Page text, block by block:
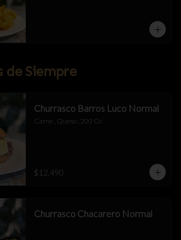
de Siempre
Churrasco Barros Luco Normal
Carne , Queso , 200 Gr.
$12.490
Churrasco Chacarero Normal